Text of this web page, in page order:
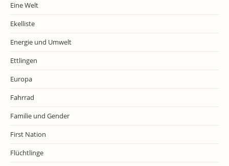
Eine Welt
Ekelliste
Energie und Umwelt
Ettlingen
Europa
Fahrrad
Familie und Gender
First Nation
Flüchtlinge